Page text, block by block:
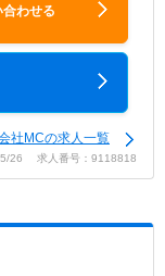
わせる
社MCの求人一覧
26 求人番号：9118818